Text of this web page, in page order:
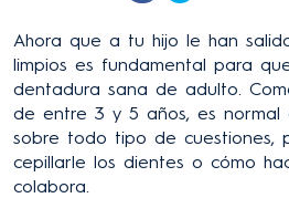
Ahora que a tu hijo le han
limpios es fundamental para
dentadura sana de adulto.
de entre 3 y 5 años, es normal
sobre todo tipo de cuestiones,
cepillarle los dientes o cómo
colabora.